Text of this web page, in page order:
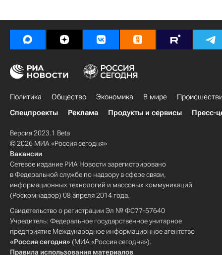
Политика Общество Экономика В мире
Спецпроекты
Реклама Продукты и сервисы Пресс-
Версия 2023.1 Beta
© 2026 МИА «Россия сегодня»
Вакансии
Сетевое издание РИА Новости зарегистрировано
в Федеральной службе по надзору в сфере связи,
информационных технологий и массовых коммуникаций
(Роскомнадзор) 08 апреля 2014 года.
Свидетельство о регистрации Эл № ФС77-57640
Учредитель: Федеральное государственное унитарное
предприятие Международное информационное агентство
«Россия сегодня» (МИА «Россия сегодня»).
Правила использования материалов